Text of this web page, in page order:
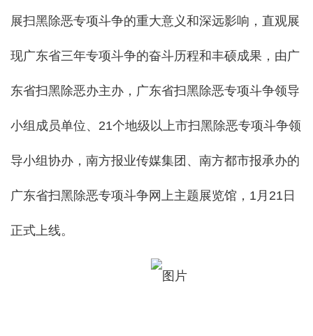
展扫黑除恶专项斗争的重大意义和深远影响，直观展
现广东省三年专项斗争的奋斗历程和丰硕成果，由广
东省扫黑除恶办主办，广东省扫黑除恶专项斗争领导
小组成员单位、21个地级以上市扫黑除恶专项斗争领
导小组协办，南方报业传媒集团、南方都市报承办的
广东省扫黑除恶专项斗争网上主题展览馆，1月21日
正式上线。